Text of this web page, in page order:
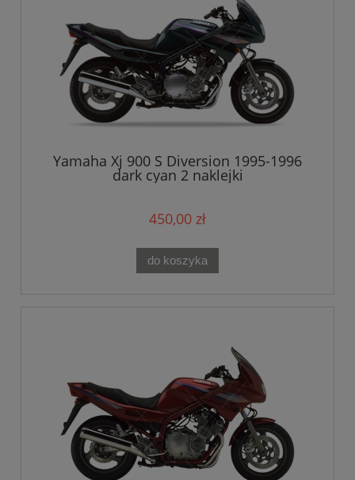
Yamaha Xj 900 S Diversion 1995-1996
dark cyan 2 naklejki
450,00 zł
do koszyka